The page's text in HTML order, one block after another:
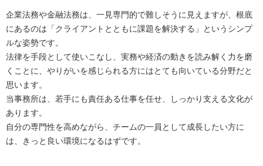
企業法務や金融法務は、一見専門的で難しそうに見えますが、根底
にあるのは「クライアントとともに課題を解決する」というシンプ
ルな姿勢です。
法律を手段として使いこなし、実務や経済の動きを読み解く力を磨
くことに、やりがいを感じられる方にはとても向いている分野だと
思います。
当事務所は、若手にも責任ある仕事を任せ、しっかり支える文化が
あります。
自分の専門性を高めながら、チームの一員として成長したい方に
は、きっと良い環境になるはずです。